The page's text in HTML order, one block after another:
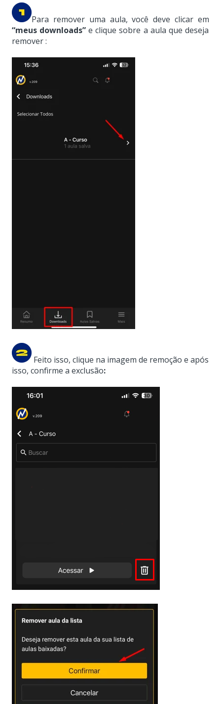
Para remover uma aula, você deve clicar em
“meus downloads”e clique sobre a aula que deseja
remover:
Feito isso, clique na imagem de remoção e após
isso, confirme a exclusão: